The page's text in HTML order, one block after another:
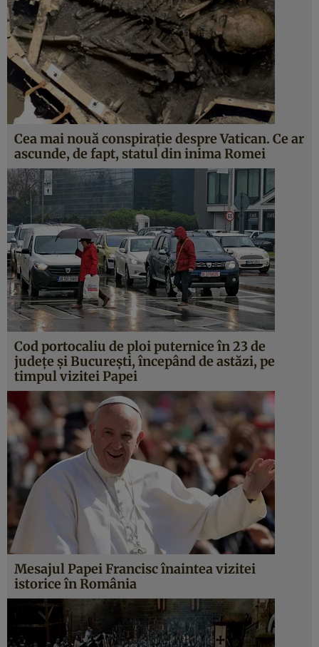
Cea mai nouă conspirație despre Vatican. Ce ar
ascunde, de fapt, statul din inima Romei
Cod portocaliu de ploi puternice în 23 de
judeţe şi Bucureşti, începând de astăzi, pe
timpul vizitei Papei
Mesajul Papei Francisc înaintea vizitei
istorice în România